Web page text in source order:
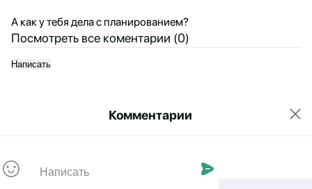
А как у тебя дела с планированием?
Посмотреть все коментарии (0)
Написать
Комментарии